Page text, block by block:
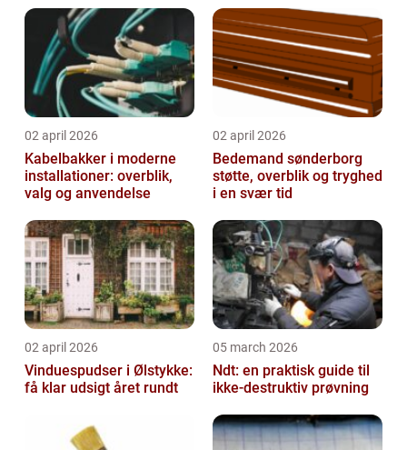
02 april 2026
Kabelbakker i moderne
installationer: overblik,
valg og anvendelse
02 april 2026
Bedemand sønderborg
støtte, overblik og tryghed
i en svær tid
02 april 2026
Vinduespudser i Ølstykke:
få klar udsigt året rundt
05 march 2026
Ndt: en praktisk guide til
ikke-destruktiv prøvning